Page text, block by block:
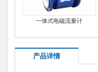
一体式电磁流量计
产品详情